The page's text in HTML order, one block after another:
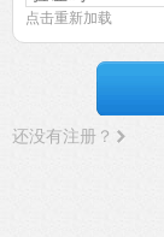
点击重新加载
还没有注册？